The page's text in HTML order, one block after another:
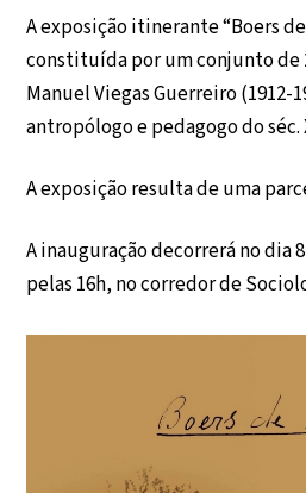
A exposição itinerante “Boers
constituída por um conjunto de
Manuel Viegas Guerreiro (1912-
antropólogo e pedagogo do séc.
A exposição resulta de uma
A inauguração decorrerá no dia
pelas 16h, no corredor de